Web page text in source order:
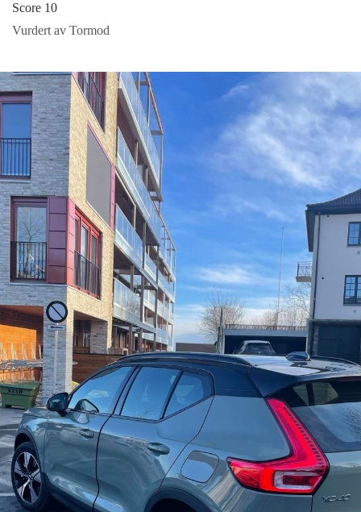
Score 10
Vurdert av Tormod